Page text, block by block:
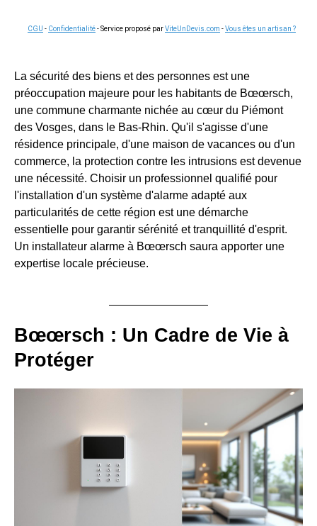
CGU - Confidentialité- Service proposé parViteUnDevis.com -Vous êtes un artisan ?
La sécurité des biens et des personnes est une
préoccupation majeure pour les habitants de Bœœrsch,
une commune charmante nichée au cœur du Piémont
des Vosges, dans le Bas-Rhin. Qu'il s'agisse d'une
résidence principale, d'une maison de vacances ou d'un
commerce, la protection contre les intrusions est devenue
une nécessité. Choisir un professionnel qualifié pour
l'installation d'un système d'alarme adapté aux
particularités de cette région est une démarche
essentielle pour garantir sérénité et tranquillité d'esprit.
Un installateur alarme à Bœœrsch saura apporter une
expertise locale précieuse.
Bœœrsch : Un Cadre de Vie à
Protéger